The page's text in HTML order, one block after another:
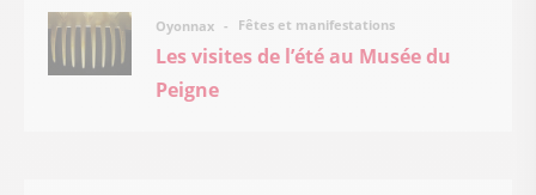
Oyonnax Fêtes et manifestations
Les visites de l’été au Musée du
Peigne